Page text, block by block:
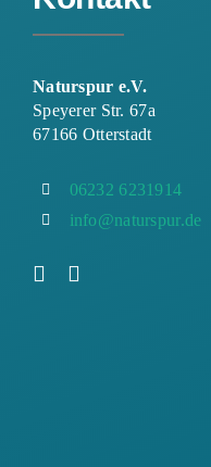
Naturspur e.V.
Speyerer Str. 67a
67166 Otterstadt
06232 6231914
info@naturspur.de